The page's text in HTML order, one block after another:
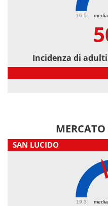
16.5
Incidenza di
SAN LUCIDO
19.3